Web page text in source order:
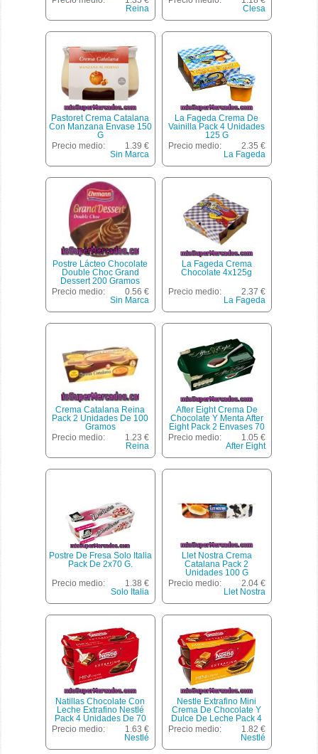
Reina
Clesa
Pastoret Crema Catalana
Con Manzana Envase 150
G
Precio medio:
1.39 €
Sin Marca
La Fageda Crema De
Vainilla Pack 4 Unidades
125 G
Precio medio:
2.35 €
La Fageda
Postre Lácteo Chocolate
Double Choc Grand
Dessert 200 Gramos
Precio medio:
0.56 €
Sin Marca
La Fageda Crema
Chocolate 4x125g
Precio medio:
2.37 €
La Fageda
Crema Catalana Reina
Pack 2 Unidades De 100
Gramos
Precio medio:
1.23 €
Reina
After Eight Crema De
Chocolate Y Menta After
Eight Pack 2 Envases 70
G
Precio medio:
1.05 €
After Eight
Postre De Fresa Solo Italia
Pack De 2x70 G.
Precio medio:
1.38 €
Solo Italia
Llet Nostra Crema
Catalana Pack 2
Unidades 100 G
Precio medio:
2.04 €
Llet Nostra
Natillas Chocolate Con
Leche Extrafino Nestlé
Pack 4 Unidades De 70
Gramos
Precio medio:
1.63 €
Nestlé
Nestle Extrafino Mini
Crema De Chocolate Y
Dulce De Leche Pack 4
Unidades 70 G
Precio medio:
1.82 €
Nestlé